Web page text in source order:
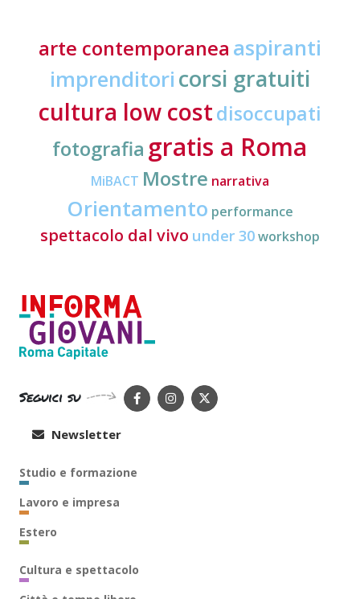
arte contemporanea aspiranti
imprenditori corsi gratuiti
cultura low costdisoccupati
fotografia gratis a Roma
MiBACT Mostre narrativa
Orientamento performance
spettacolo dal vivo under 30workshop
Seguici su
Newsletter
Studio e formazione
Lavoro e impresa
Estero
Cultura e spettacolo